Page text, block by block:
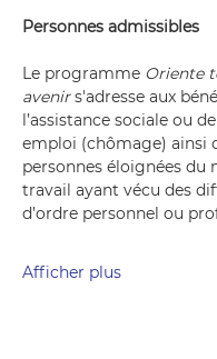
Personnes admissibles
Le programme Oriente
avenir s'adresse aux
l’assistance sociale ou
emploi (chômage) ainsi
personnes éloignées du
travail ayant vécu des
d’ordre personnel ou
Afficher plus